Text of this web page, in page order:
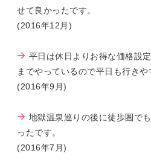
せて良かったです。
(2016年12月)
平日は休日よりお得な価格設
までやっているので平日も行きや
(2016年9月)
地獄温泉巡りの後に徒歩圏で
ったです。
(2016年7月)